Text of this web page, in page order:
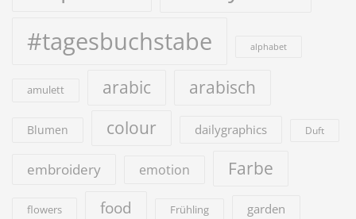
#tagesbuchstabe
alphabet
amulett arabic arabisch
Blumen colour dailygraphics Duft
embroidery emotion Farbe
flowers food Frühling garden